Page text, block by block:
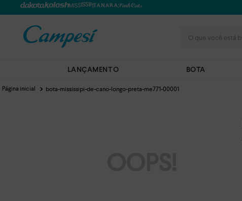
LANÇAMENTO BOTA
bota-mississipi-de-cano-longo-preta-me771-00001